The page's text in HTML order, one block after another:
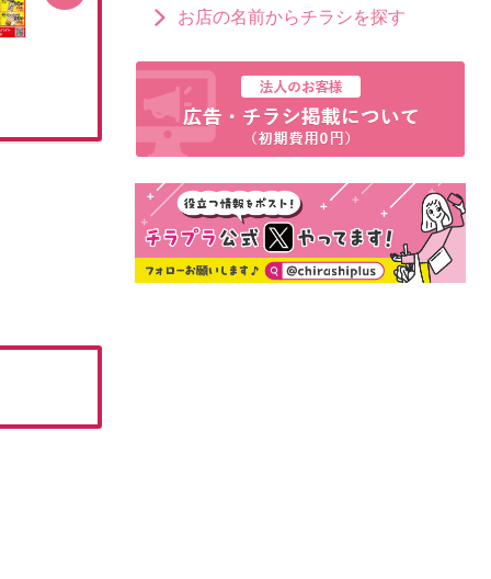
大黒天ニュース
お店の名前からチラシを探す